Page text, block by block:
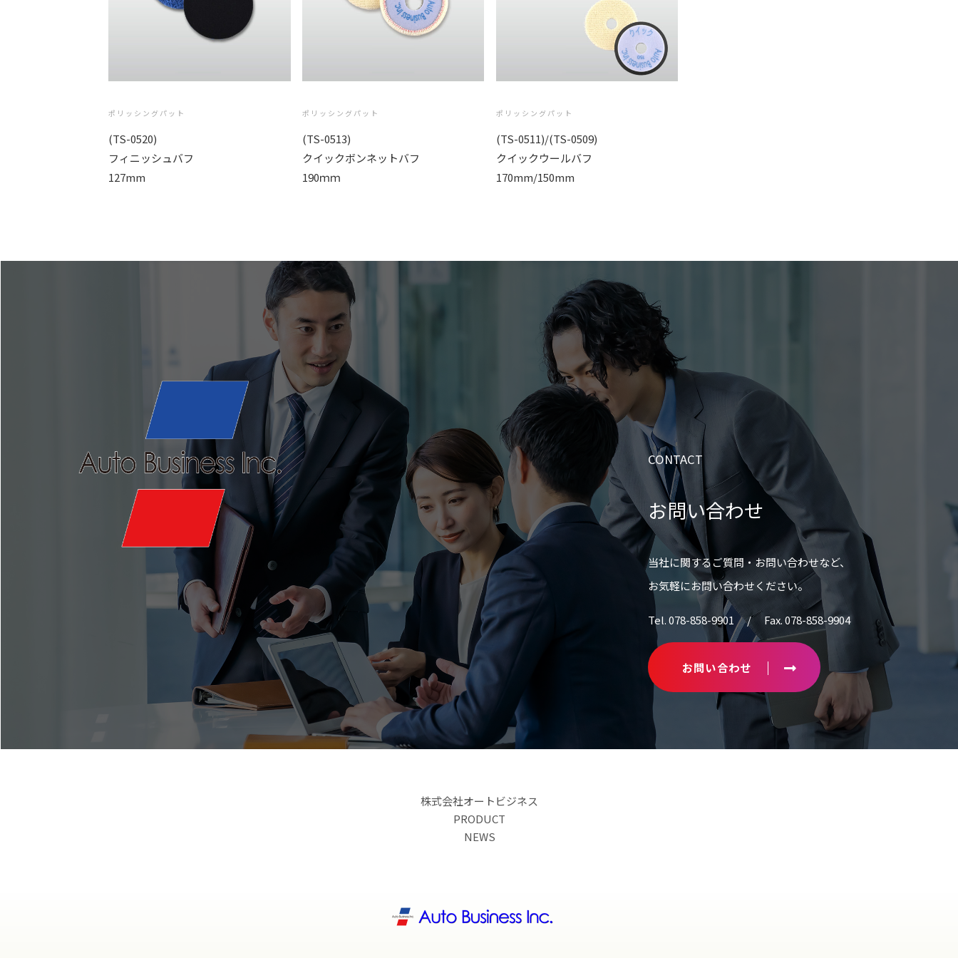
ポリッシングパット
(TS-0520)
フィニッシュバフ
127mm
ポリッシングパット
(TS-0513)
クイックボンネットバフ
190ｍｍ
ポリッシングパット
(TS-0511)/(TS-0509)
クイックウールバフ
170mm/150mm
CONTACT
お問い合わせ
当社に関するご質問・お問い合わせなど、
お気軽にお問い合わせください。
Tel. 078-858-9901 / Fax. 078-858-9904
お問い合わせ
株式会社オートビジネス
PRODUCT
NEWS